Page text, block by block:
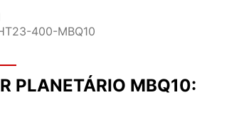
400-MBQ10
PLANETÁRIO MBQ10: